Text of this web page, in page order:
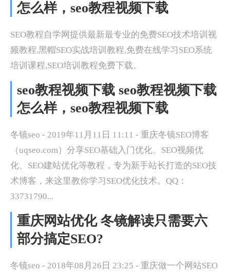
怎么样，seo教程视频下载
SEO教程自学网提供最新最专业的免费SEO技术培训视
频教程,黑帽SEO实战培训教程,免费在线学习SEO系统
培训课程,SEO培训教程免费下载。
seo教程视频下载 seo教程视频下载
怎么样，seo教程视频下载
冬镜seo - 2019年11月11日 11:11 - 重庆冬镜SEO博客
（uqseo.com）分享SEO基础入门优化、SEO视频优
化、SEO建站优化等教程，专为新手站长打造的SEO技
术博客，来这里教你学习SEO优化技术。QQ：
33731790...
重庆网站优化 冬镜解读只需要六
部分搞定SEO?
冬镜seo - 2018年08月26日 23:25 - 重庆做一个网站SEO